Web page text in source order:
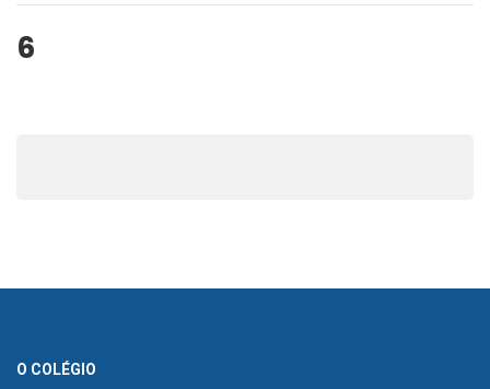
6
O COLÉGIO